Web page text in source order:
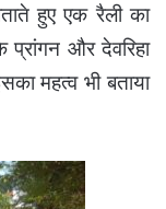
हुए एक रैली का
और देवरिहा
महत्व भी बताया